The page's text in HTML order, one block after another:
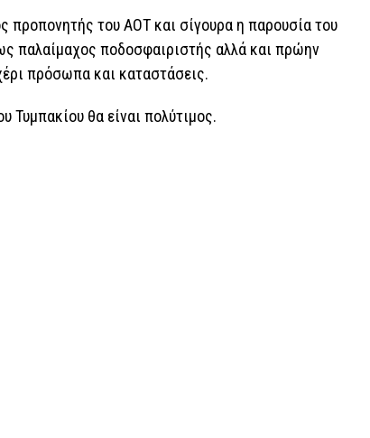
προπονητής του ΑΟΤ και σίγουρα η παρουσία του
ως παλαίμαχος ποδοσφαιριστής αλλά και πρώην
πρόσωπα και καταστάσεις.
Τυμπακίου θα είναι πολύτιμος.